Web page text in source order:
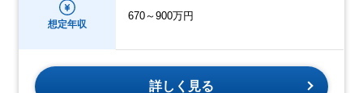
想定年収
670～900万円
詳しく見る